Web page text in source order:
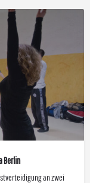
Berlin
an zwei